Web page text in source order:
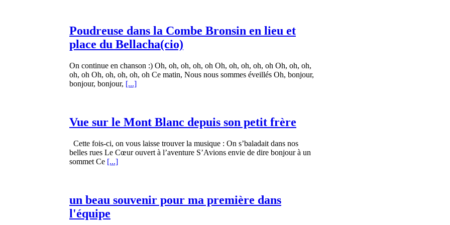
Poudreuse dans la Combe Bronsin en lieu et
place du Bellacha(cio)
On continue en chanson :) Oh, oh, oh, oh, oh Oh, oh, oh, oh, oh Oh, oh, oh,
oh, oh Oh, oh, oh, oh, oh Ce matin, Nous nous sommes éveillés Oh, bonjour,
bonjour, bonjour, [...]
Vue sur le Mont Blanc depuis son petit frère
Cette fois-ci, on vous laisse trouver la musique : On s’baladait dans nos
belles rues Le Cœur ouvert à l’aventure S’Avions envie de dire bonjour à un
sommet Ce [...]
un beau souvenir pour ma première dans
l'équipe